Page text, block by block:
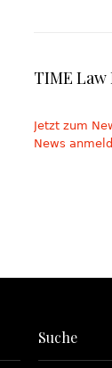
TIME Law
Jetzt zum
News
Suche